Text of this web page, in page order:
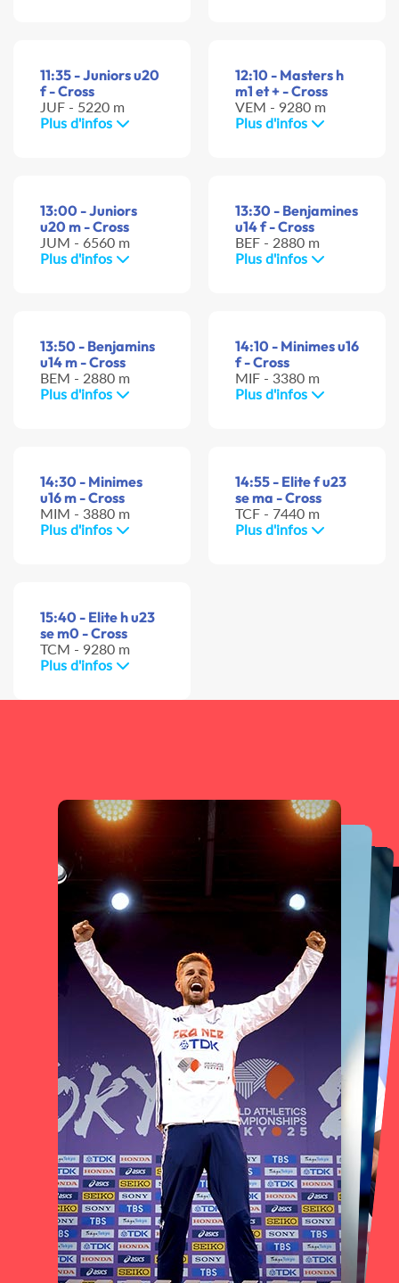
11:35 - Juniors u20
f - Cross
JUF - 5220 m
Plus d'infos
12:10 - Masters h
m1 et + - Cross
VEM - 9280 m
Plus d'infos
13:00 - Juniors
u20 m - Cross
JUM - 6560 m
Plus d'infos
13:30 - Benjamines
u14 f - Cross
BEF - 2880 m
Plus d'infos
13:50 - Benjamins
u14 m - Cross
BEM - 2880 m
Plus d'infos
14:10 - Minimes u16
f - Cross
MIF - 3380 m
Plus d'infos
14:30 - Minimes
u16 m - Cross
MIM - 3880 m
Plus d'infos
14:55 - Elite f u23
se ma - Cross
TCF - 7440 m
Plus d'infos
15:40 - Elite h u23
se m0 - Cross
TCM - 9280 m
Plus d'infos